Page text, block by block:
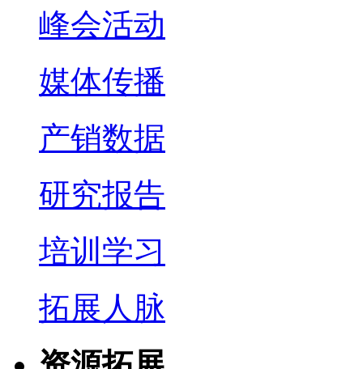
峰会活动
媒体传播
产销数据
研究报告
培训学习
拓展人脉